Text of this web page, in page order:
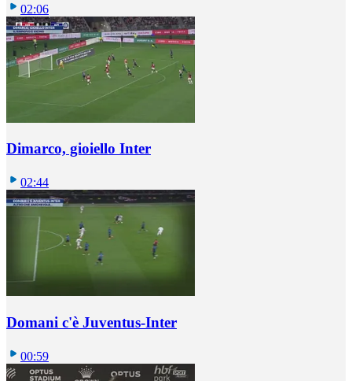
02:06
Dimarco, gioiello Inter
02:44
Domani c'è Juventus-Inter
00:59